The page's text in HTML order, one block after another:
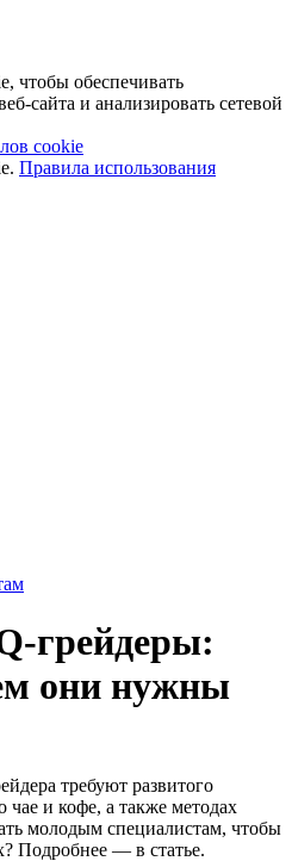
чтобы обеспечивать
сайта и анализировать сетевой
cookie
Правила использования
грейдеры:
они нужны
требуют развитого
чае и кофе, а также методах
молодым специалистам, чтобы
Подробнее — в статье.